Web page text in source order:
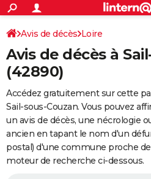
ACTUALITÉS
Politique
Société
Faits Divers
Education
Monde
Villes
+
SPORT
Coupe du monde 2026
Football
Tennis
Cyclisme
Rugby
Forum
FINANCE
Retraite
Impôts
Epargne
Immobilier
Risques naturels par ville
Banque
Assurance
Crédit
Essais
Réserver un essai
Citadines
Berlines
SUV
Forum auto
+
HIGH-TECH
Mobiles
Meilleur smartphone
Internet
Ordinateurs
Jeux vidéo
Guide high-tech
+BRICOLAGE
Avis de décès Loire
Avis de décès à
(42890)
Accédez gratuitement sur cette
Sail-sous-Couzan. Vous pouvez
un avis de décès, une nécrologie
ancien en tapant le nom d'un
postal) d'une commune proche
moteur de recherche ci-dessous.